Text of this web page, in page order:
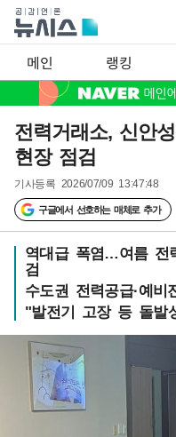
메인 랭킹
전력거래소, 신안
현장 점검
기사등록 2026/07/09 13:47:48
구글에서 선호하는 매체로 추가
역대급 폭염…여름 전
검
수도권 전력공급·예
"발전기 고장 등 돌발